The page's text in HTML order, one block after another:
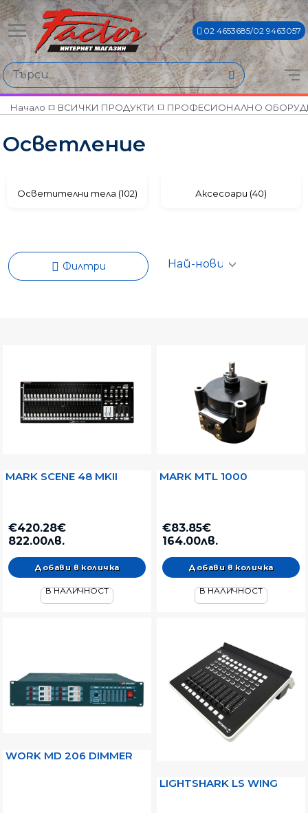
02 4653685/02 9463057
Намери продукти по
Цена
€0€ - €4295€
Марки
CHAUVET
COEMAR
Начало ВСИЧКИ ПРОДУКТИ ПРОФЕСИОНАЛНО
Осветление
Осветителни тела (102) Аксесоари (40)
Филтри
MARK SCENE 48 MKII
€420.28€
822.00лв.
В НАЛИЧНОСТ
MARK MTL 1000
€83.85€
164.00лв.
В НАЛИЧНОСТ
WORK MD 206 DIMMER
LIGHTSHARK LS WING